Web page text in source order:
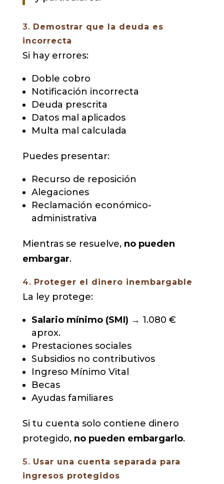
3. Demostrar que la deuda es
incorrecta
Si hay errores:
Doble cobro
Notificación incorrecta
Deuda prescrita
Datos mal aplicados
Multa mal calculada
Puedes presentar:
Recurso de reposición
Alegaciones
Reclamación económico-
administrativa
Mientras se resuelve, no pueden
embargar.
4. Proteger el dinero inembargable
La ley protege:
Salario mínimo (SMI) → 1.080 €
aprox.
Prestaciones sociales
Subsidios no contributivos
Ingreso Mínimo Vital
Becas
Ayudas familiares
Si tu cuenta solo contiene dinero
protegido, no pueden embargarlo.
5. Usar una cuenta separada para
ingresos protegidos